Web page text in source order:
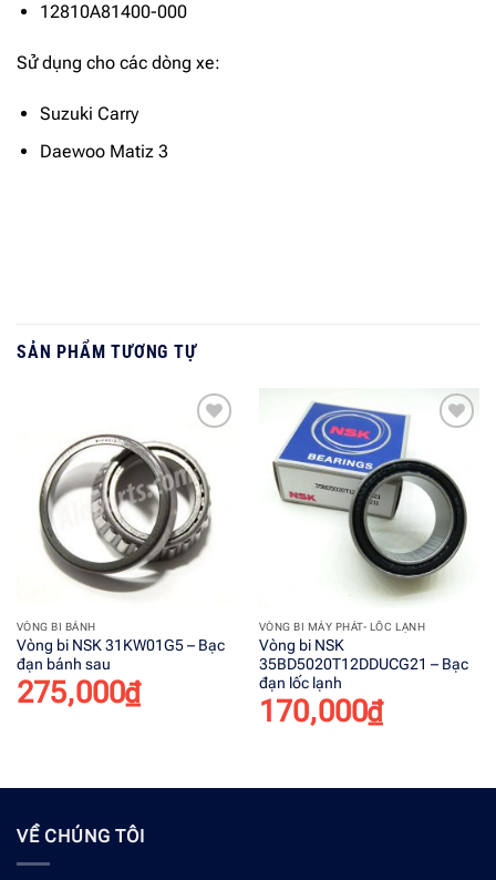
12810A81400-000
Sử dụng cho các dòng xe:
Suzuki Carry
Daewoo Matiz 3
SẢN PHẨM TƯƠNG TỰ
Add to
wishlist
VÒNG BI BÁNH
Vòng bi NSK 31KW01G5 – Bạc
đạn bánh sau
275,000₫
Add to
wishlist
VÒNG BI MÁY PHÁT- LỐC LẠNH
Vòng bi NSK
35BD5020T12DDUCG21 – Bạc
đạn lốc lạnh
170,000₫
VỀ CHÚNG TÔI